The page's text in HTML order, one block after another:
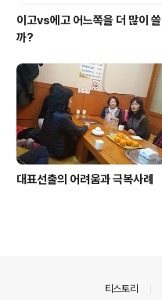
이고vs에고 어느쪽을 더 많이 쓸
까?
대표선출의 어려움과 극복사례
티스토리